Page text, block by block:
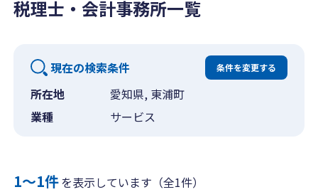
税理士・会計事務所一覧
現在の検索条件 条件を変更する
所在地
愛知県, 東浦町
業種
サービス
1〜1件を表示しています（全1件）